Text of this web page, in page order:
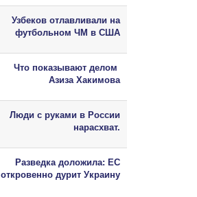
Узбеков отлавливали на
футбольном ЧМ в США
Что показывают делом
Азиза Хакимова
Люди с руками в России
нарасхват.
Разведка доложила: ЕС
откровенно дурит Украину